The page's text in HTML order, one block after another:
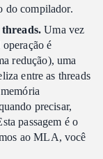
do compilador.
Uma vez
é
redução), uma
entre as threads
precisar,
passagem é o
ao MLA, você